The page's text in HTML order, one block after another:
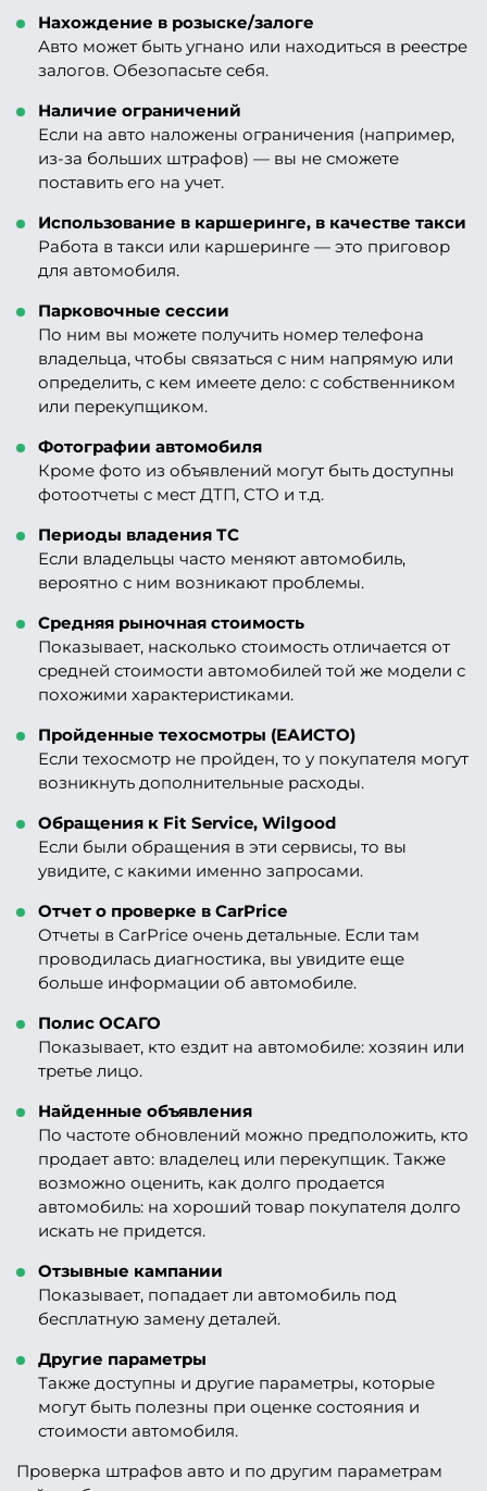
Нахождение в розыске/залоге
Авто может быть угнано или находиться в реестре
залогов. Обезопасьте себя.
Наличие ограничений
Если на авто наложены ограничения (например,
из-за больших штрафов) — вы не сможете
поставить его на учет.
Использование в каршеринге, в качестве такси
Работа в такси или каршеринге — это приговор
для автомобиля.
Парковочные сессии
По ним вы можете получить номер телефона
владельца, чтобы связаться с ним напрямую или
определить, с кем имеете дело: с собственником
или перекупщиком.
Фотографии автомобиля
Кроме фото из объявлений могут быть доступны
фотоотчеты с мест ДТП, СТО и т.д.
Периоды владения ТС
Если владельцы часто меняют автомобиль,
вероятно с ним возникают проблемы.
Средняя рыночная стоимость
Показывает, насколько стоимость отличается от
средней стоимости автомобилей той же модели с
похожими характеристиками.
Пройденные техосмотры (ЕАИСТО)
Если техосмотр не пройден, то у покупателя могут
возникнуть дополнительные расходы.
Обращения к Fit Service, Wilgood
Если были обращения в эти сервисы, то вы
увидите, с какими именно запросами.
Отчет о проверке в CarPrice
Отчеты в CarPrice очень детальные. Если там
проводилась диагностика, вы увидите еще
больше информации об автомобиле.
Полис ОСАГО
Показывает, кто ездит на автомобиле: хозяин или
третье лицо.
Найденные объявления
По частоте обновлений можно предположить, кто
продает авто: владелец или перекупщик. Также
возможно оценить, как долго продается
автомобиль: на хороший товар покупателя долго
искать не придется.
Отзывные кампании
Показывает, попадает ли автомобиль под
бесплатную замену деталей.
Другие параметры
Также доступны и другие параметры, которые
могут быть полезны при оценке состояния и
стоимости автомобиля.
Проверка штрафов авто и по другим параметрам